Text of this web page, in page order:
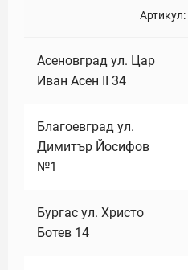
Артикул:
Асеновград ул. Цар
Иван Асен II 34
Благоевград ул.
Димитър Йосифов
№1
Бургас ул. Христо
Ботев 14